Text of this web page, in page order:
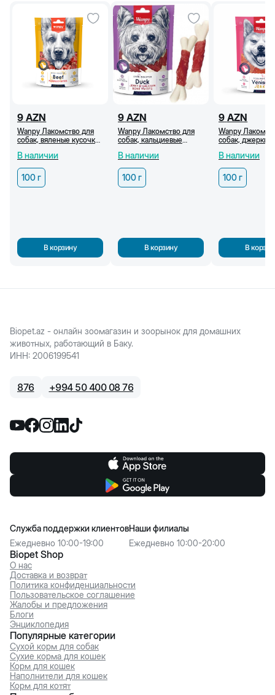
9 AZN
Wanpy Лакомство для
собак, вяленые кусочки
100 г
В наличии
100 г
В корзину
9 AZN
Wanpy Лакомство для
собак, кальциевые
В наличии
100 г
В корзину
9 AZN
Wanpy
собак, джерки
В наличии
100 г
В
Biopet.az - онлайн зоомагазин и зоорынок для домашних
животных, работающий в Баку.
ИНН: 2006199541
876 +994 50 400 08 76
Biopet Shop
О нас
Доставка и возврат
Политика конфиденциальности
Пользовательское соглашение
Жалобы и предложения
Блоги
Энциклопедия
Служба поддержки клиентов
Ежедневно 10:00-19:00
Наши филиалы
Ежедневно 10:00-20:00
Популярные категории
Сухой корм для собак
Сухие корма для кошек
Корм для кошек
Наполнители для кошек
Корм для котят